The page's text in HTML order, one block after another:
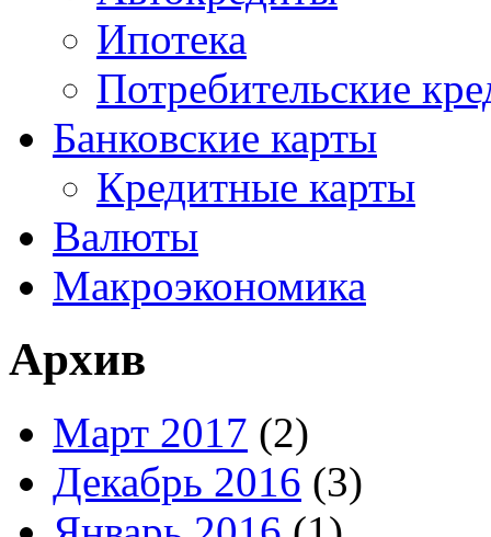
Ипотека
Потребительские
Банковские карты
Кредитные карты
Валюты
Макроэкономика
Архив
Март 2017 (2)
Декабрь 2016 (3)